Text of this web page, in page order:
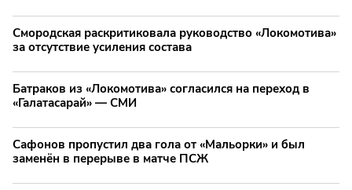
Смородская раскритиковала руководство «Локомотива»
за отсутствие усиления состава
Батраков из «Локомотива» согласился на переход в
«Галатасарай» — СМИ
Сафонов пропустил два гола от «Мальорки» и был
заменён в перерыве в матче ПСЖ